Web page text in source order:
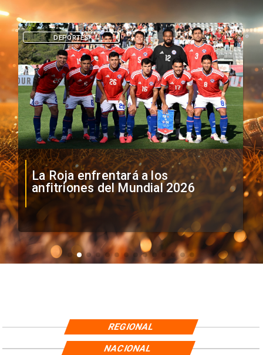
La Roja enfrentará a los
anfitriones del Mundial 2026
DEPORTES
REGIONAL
NACIONAL